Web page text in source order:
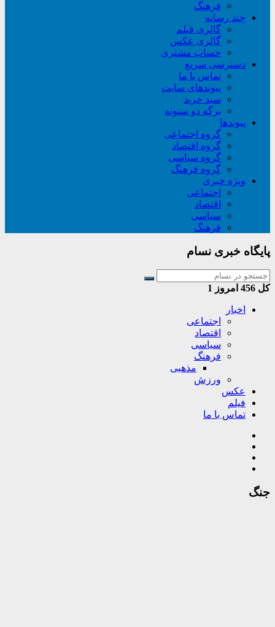
فرهنگ
چند رسانه
گالری فیلم
گالری عکس
حساب مشتری
دسترسی سریع
تماس با ما
پیوندهای سایت
سبد خريد
برگه دو ستونه
پیوندها
گروه اجتماعی
گروه اقتصاد
گروه سیاسی
گروه فرهنگ
ویژه خبری
اجتماعی
اقتصاد
سیاسی
فرهنگ
پایگاه خبری نسام
کل امروز 1
اخبار
اجتماعی
اقتصاد
سیاسی
فرهنگ
مذهبی
ورزش
عکس
فیلم
تماس با ما
جنگ